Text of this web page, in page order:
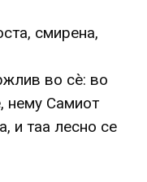
смирена,
во сè: во
нему Самиот
и таа лесно се